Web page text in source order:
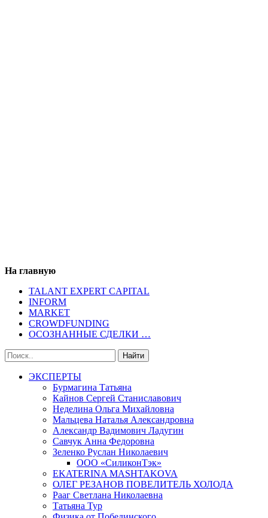
На главную
TALANT EXPERT CAPITAL
INFORM
MARKET
CROWDFUNDING
ОСОЗНАННЫЕ СДЕЛКИ …
ЭКСПЕРТЫ
Бурмагина Татьяна
Кайнов Сергей Станиславович
Неделина Ольга Михайловна
Мальцева Наталья Александровна
Александр Вадимович Ладугин
Савчук Анна Федоровна
Зеленко Руслан Николаевич
ООО «СиликонТэк»
EKATERINA MASHTAKOVA
ОЛЕГ РЕЗАНОВ ПОВЕЛИТЕЛЬ ХОЛОДА
Рааг Светлана Николаевна
Татьяна Тур